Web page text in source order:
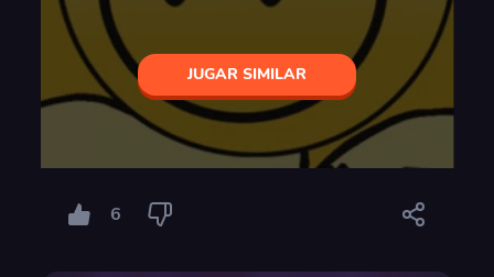
JUGAR SIMILAR
6